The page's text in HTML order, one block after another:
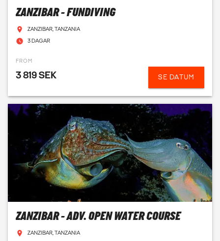
ZANZIBAR - FUNDIVING
ZANZIBAR, TANZANIA
3 DAGAR
FROM
3 819 SEK SE DATUM
ZANZIBAR - ADV. OPEN WATER COURSE
ZANZIBAR, TANZANIA